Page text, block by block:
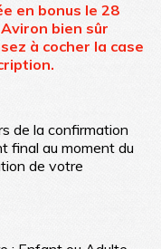
en bonus le 28
bien sûr
à cocher la case
de la confirmation
final au moment du
de votre